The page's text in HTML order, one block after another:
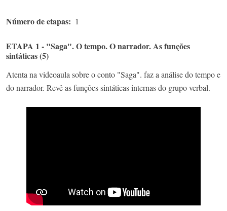
Número de etapas 1
ETAPA 1 - "Saga". O tempo. O narrador. As funções
sintáticas (5)
Atenta na videoaula sobre o conto "Saga". faz a análise do tempo e
do narrador. Revê as funções sintáticas internas do grupo verbal.